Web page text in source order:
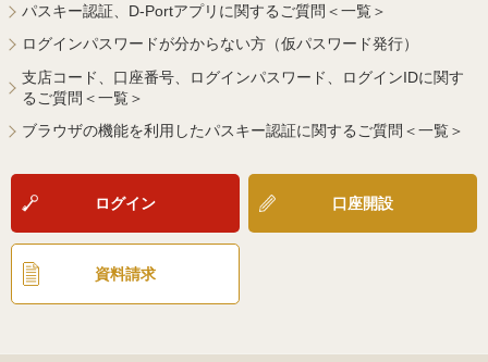
パスキー認証、D-Portアプリに関するご質問＜一覧＞
ログインパスワードが分からない方（仮パスワード発行）
支店コード、口座番号、ログインパスワード、ログインIDに関す
るご質問＜一覧＞
ブラウザの機能を利用したパスキー認証に関するご質問＜一覧＞
ログイン 口座開設
資料請求